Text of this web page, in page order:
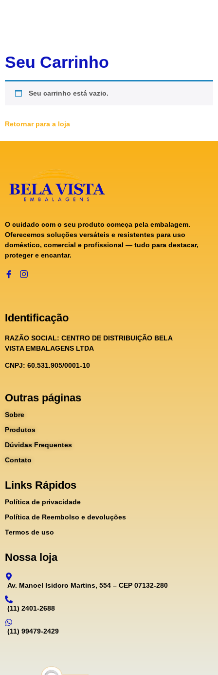
Seu Carrinho
Seu carrinho está vazio.
Retornar para a loja
O cuidado com o seu produto começa pela embalagem.
Oferecemos soluções versáteis e resistentes para uso
doméstico, comercial e profissional — tudo para destacar,
proteger e encantar.
Identificação
RAZÃO SOCIAL: CENTRO DE DISTRIBUIÇÃO BELA
VISTA EMBALAGENS LTDA
CNPJ: 60.531.905/0001-10
Outras páginas
Sobre
Produtos
Dúvidas Frequentes
Contato
Links Rápidos
Política de privacidade
Política de Reembolso e devoluções
Termos de uso
Nossa loja
Av. Manoel Isidoro Martins, 554 – CEP 07132-280
(11) 2401-2688
(11) 99479-2429